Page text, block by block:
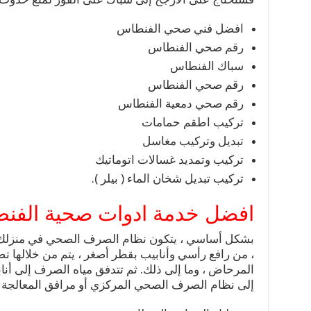
افضل فني صحي الفنطاس
رقم صحي الفنطاس
سباك الفنطاس
رقم صحي الفنطاس
رقم صحي دمعية الفنطاس
تركيب اطقم حمامات
تبديل وتركيب مغاسل
تركيب وتمديد غسالات اتوماتيك
تركيب تبديل شخان الماء ( بيلر ).
افضل خدمة ادوات صحية
بشكل أساسي ، يتكون نظام الصرف الصحي في
، من رافع رأسي وأنابيب بقطر أصغر ، يتم من خلالها
المرحاض ، وما إلى ذلك. ثم تتدفق مياه الصرف إلى
إلى نظام الصرف الصحي المركزي أو مرافق المعالجة